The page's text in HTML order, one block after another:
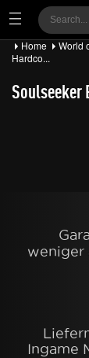
Home World
Hardco...
Soulseeker
weniger
Ingame